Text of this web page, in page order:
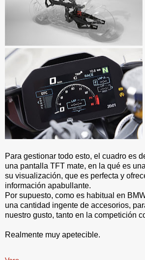
Para gestionar todo esto, el cuadro es
una pantalla TFT mate, en la qué es
su visualización, que es perfecta y
información apabullante.
Por supuesto, como es habitual en
una cantidad ingente de accesorios,
nuestro gusto, tanto en la competición
Realmente muy apetecible.